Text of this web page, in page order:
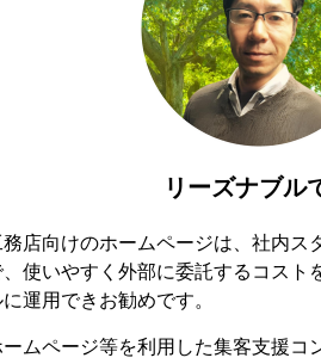
リーズナブル
務店向けのホームページは、社内ス
、使いやすく外部に委託するコスト
に運用できお勧めです。
ームページ等を利用した集客支援コ